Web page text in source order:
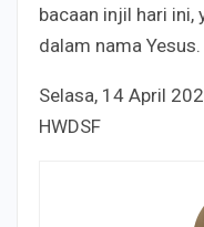
bacaan injil hari ini,
dalam nama Yesus.
Selasa, 14 April
HWDSF